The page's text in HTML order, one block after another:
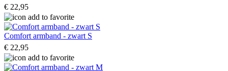
€ 22,95
Comfort armband - zwart S
€ 22,95